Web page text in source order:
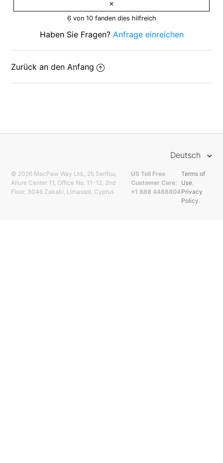
6 von 10 fanden dies hilfreich
Haben Sie Fragen? Anfrage einreichen
Zurück an den Anfang
Deutsch
© 2026 MacPaw Way Ltd., 25 Serifou,
Allure Center 11, Office No. 11-12, 2nd
Floor, 3046 Zakaki, Limassol, Cyprus
US Toll Free
Customer Care:
+1 888 4488804
Terms of
Use
Privacy
Policy